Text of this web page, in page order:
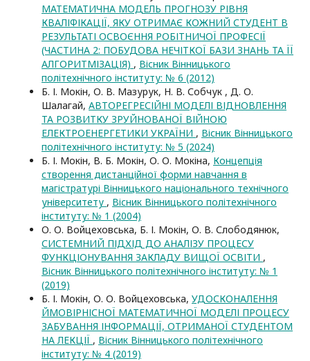
МАТЕМАТИЧНА МОДЕЛЬ ПРОГНОЗУ РІВНЯ
КВАЛІФІКАЦІЇ, ЯКУ ОТРИМАЄ КОЖНИЙ СТУДЕНТ В
РЕЗУЛЬТАТІ ОСВОЄННЯ РОБІТНИЧОЇ ПРОФЕСІЇ
(ЧАСТИНА 2: ПОБУДОВА НЕЧІТКОЇ БАЗИ ЗНАНЬ ТА ЇЇ
АЛГОРИТМІЗАЦІЯ) , Вісник Вінницького
політехнічного інституту: № 6 (2012)
Б. І. Мокін, О. В. Мазурук, Н. В. Собчук , Д. О.
Шалагай, АВТОРЕГРЕСІЙНІ МОДЕЛІ ВІДНОВЛЕННЯ
ТА РОЗВИТКУ ЗРУЙНОВАНОЇ ВІЙНОЮ
ЕЛЕКТРОЕНЕРГЕТИКИ УКРАЇНИ , Вісник Вінницького
політехнічного інституту: № 5 (2024)
Б. І. Мокін, В. Б. Мокін, О. О. Мокіна, Концепція
створення дистанційної форми навчання в
магістратурі Вінницького національного технічного
університету , Вісник Вінницького політехнічного
інституту: № 1 (2004)
О. О. Войцеховська, Б. І. Мокін, О. В. Слободянюк,
СИСТЕМНИЙ ПІДХІД ДО АНАЛІЗУ ПРОЦЕСУ
ФУНКЦІОНУВАННЯ ЗАКЛАДУ ВИЩОЇ ОСВІТИ ,
Вісник Вінницького політехнічного інституту: № 1
(2019)
Б. І. Мокін, О. О. Войцеховська, УДОСКОНАЛЕННЯ
ЙМОВІРНІСНОЇ МАТЕМАТИЧНОЇ МОДЕЛІ ПРОЦЕСУ
ЗАБУВАННЯ ІНФОРМАЦІЇ, ОТРИМАНОЇ СТУДЕНТОМ
НА ЛЕКЦІЇ , Вісник Вінницького політехнічного
інституту: № 4 (2019)